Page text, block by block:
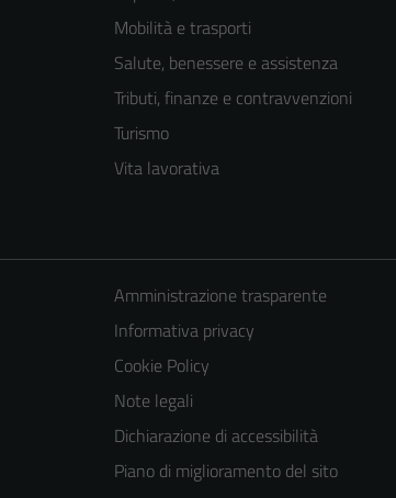
Mobilità e trasporti
Salute, benessere e assistenza
Tributi, finanze e contravvenzioni
Turismo
Vita lavorativa
Amministrazione trasparente
Informativa privacy
Cookie Policy
Note legali
Dichiarazione di accessibilità
Piano di miglioramento del sito